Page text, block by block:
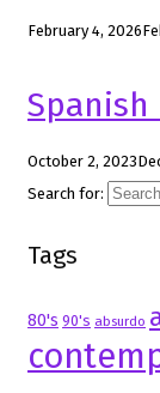
February 4, 2026
October 2, 2023
Search for:
Tags
80's 90's absurdo